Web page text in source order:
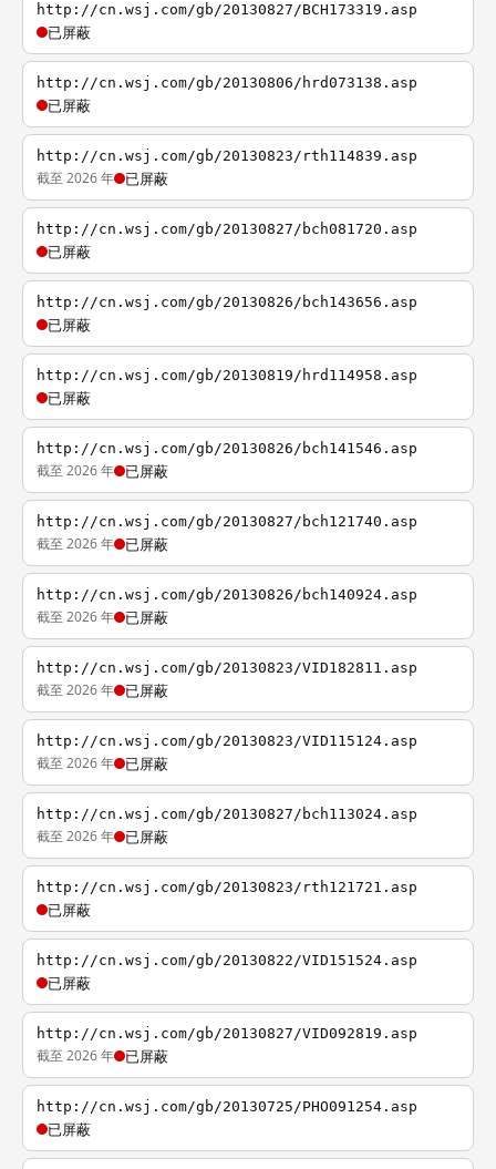
http://cn.wsj.com/gb/20130827/BCH173319.asp
已屏蔽
http://cn.wsj.com/gb/20130806/hrd073138.asp
已屏蔽
http://cn.wsj.com/gb/20130823/rth114839.asp
截至 2026 年 已屏蔽
http://cn.wsj.com/gb/20130827/bch081720.asp
已屏蔽
http://cn.wsj.com/gb/20130826/bch143656.asp
已屏蔽
http://cn.wsj.com/gb/20130819/hrd114958.asp
已屏蔽
http://cn.wsj.com/gb/20130826/bch141546.asp
截至 2026 年 已屏蔽
http://cn.wsj.com/gb/20130827/bch121740.asp
截至 2026 年 已屏蔽
http://cn.wsj.com/gb/20130826/bch140924.asp
截至 2026 年 已屏蔽
http://cn.wsj.com/gb/20130823/VID182811.asp
截至 2026 年 已屏蔽
http://cn.wsj.com/gb/20130823/VID115124.asp
截至 2026 年 已屏蔽
http://cn.wsj.com/gb/20130827/bch113024.asp
截至 2026 年 已屏蔽
http://cn.wsj.com/gb/20130823/rth121721.asp
已屏蔽
http://cn.wsj.com/gb/20130822/VID151524.asp
已屏蔽
http://cn.wsj.com/gb/20130827/VID092819.asp
截至 2026 年 已屏蔽
http://cn.wsj.com/gb/20130725/PHO091254.asp
已屏蔽